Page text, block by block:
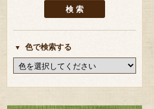
色で検索する